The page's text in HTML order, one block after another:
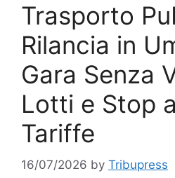
Trasporto
Rilancia in
Gara Senza
Lotti e Stop
Tariffe
16/07/2026 by Tribupress